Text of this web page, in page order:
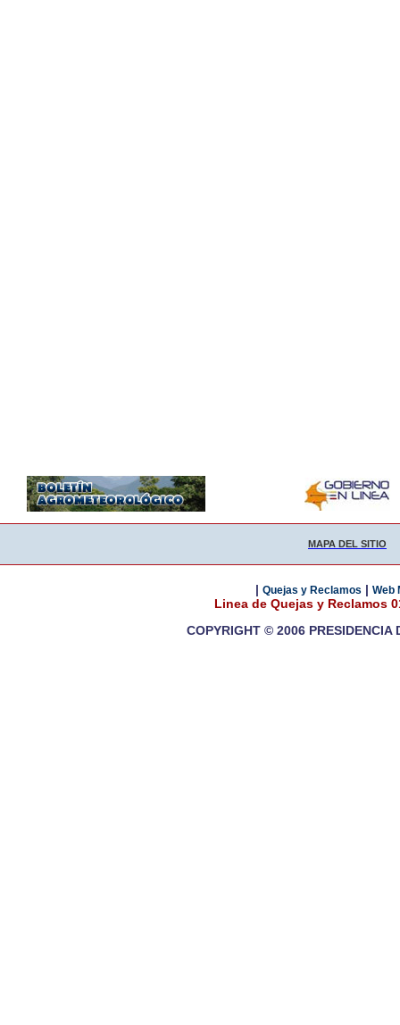
MAPA DEL SITIO
| Quejas y Reclamos | Web
Linea de Quejas y Reclamos
COPYRIGHT © 2006 PRESIDENCIA